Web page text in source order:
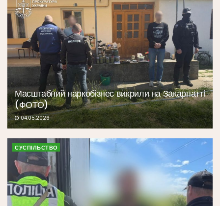
Масштабний наркобізнес викрили на Закарпатті
(ФОТО)
04.05.2026
СУСПІЛЬСТВО